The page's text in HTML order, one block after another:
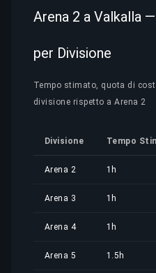
Arena 2 a Valkalla
per Divisione
Tempo stimato, quota di
divisione rispetto a Arena 2
Divisione Tempo
Arena 2 1h
Arena 3 1h
Arena 4 1h
Arena 5 1.5h